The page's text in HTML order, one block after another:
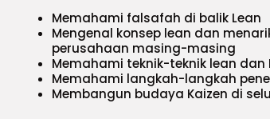
Memahami falsafah di balik Lean
Mengenal konsep lean dan
perusahaan masing-masing
Memahami teknik-teknik lean
Memahami langkah-langkah
Membangun budaya Kaizen di